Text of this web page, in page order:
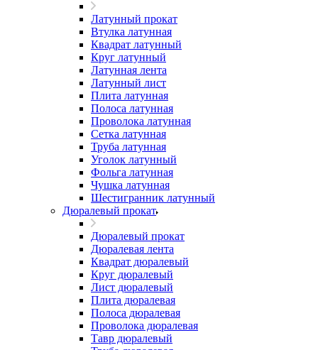
Латунный прокат
Втулка латунная
Квадрат латунный
Круг латунный
Латунная лента
Латунный лист
Плита латунная
Полоса латунная
Проволока латунная
Сетка латунная
Труба латунная
Уголок латунный
Фольга латунная
Чушка латунная
Шестигранник латунный
Дюралевый прокат
Дюралевый прокат
Дюралевая лента
Квадрат дюралевый
Круг дюралевый
Лист дюралевый
Плита дюралевая
Полоса дюралевая
Проволока дюралевая
Тавр дюралевый